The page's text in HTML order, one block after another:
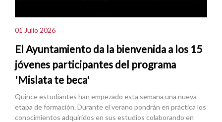
01 Julio 2026
El Ayuntamiento da la bienvenida a los 15
jóvenes participantes del programa
'Mislata te beca'
Quince estudiantes han empezado esta semana una nueva
etapa de formación. Durante el verano pondrán en práctica los
conocimientos adquiridos en sus estudios colaborando en